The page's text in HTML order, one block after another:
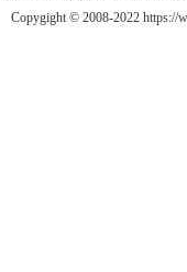
Copygight © 2008-2022 https://